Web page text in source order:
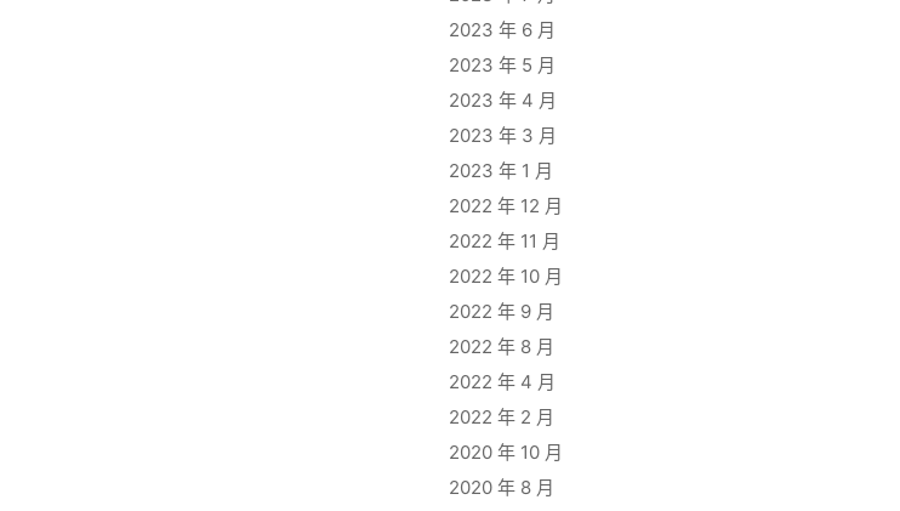
2023 年 6 月
2023 年 5 月
2023 年 4 月
2023 年 3 月
2023 年 1 月
2022 年 12 月
2022 年 11 月
2022 年 10 月
2022 年 9 月
2022 年 8 月
2022 年 4 月
2022 年 2 月
2020 年 10 月
2020 年 8 月